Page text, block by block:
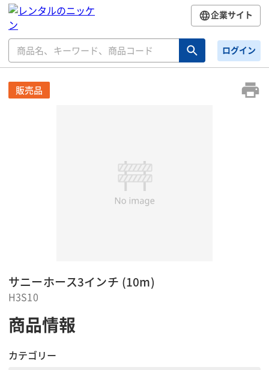
企業サイト
ログイン
販売品
サニーホース3インチ (10m)
H3S10
商品情報
カテゴリー